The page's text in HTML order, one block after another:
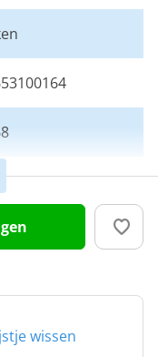
wissen